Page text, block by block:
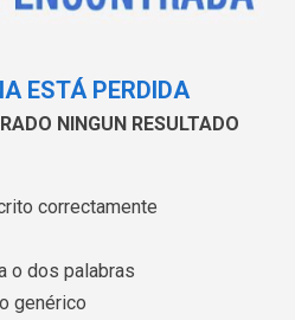
ESTÁ PERDIDA
NINGUN RESULTADO
correctamente
o dos palabras
genérico